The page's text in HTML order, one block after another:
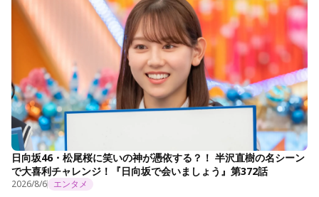
日向坂46・松尾桜に笑いの神が憑依する？！ 半沢直樹の名シーン
で大喜利チャレンジ！『日向坂で会いましょう』第372話
2026/8/6 エンタメ